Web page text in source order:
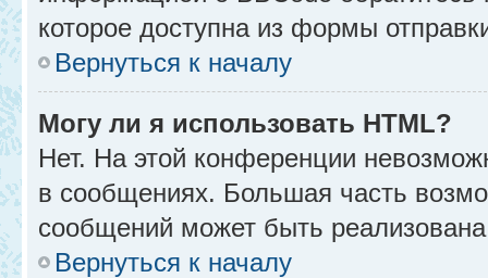
которое доступна из формы
Вернуться к началу
Могу ли я использовать HTML?
Нет. На этой конференции
в сообщениях. Большая часть
сообщений может быть
Вернуться к началу